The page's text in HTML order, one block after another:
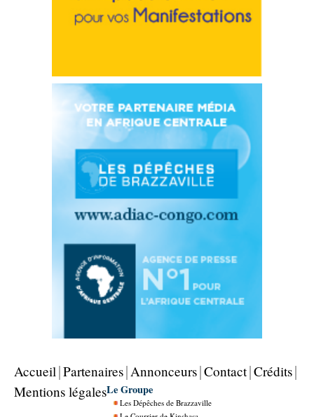
Accueil Partenaires Annonceurs Contact Crédits
Mentions légalesLe Groupe
Les Dépêches de Brazzaville